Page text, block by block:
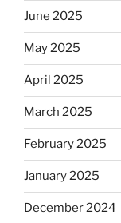
June 2025
May 2025
April 2025
March 2025
February 2025
January 2025
December 2024